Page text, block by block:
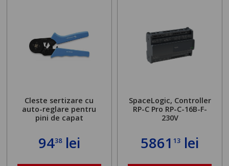
Cleste sertizare cu
auto-reglare pentru
pini de capat
9438lei
SpaceLogic, Controller
RP-C Pro RP-C-16B-F-
230V
586113 lei